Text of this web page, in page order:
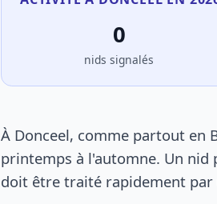
0
nids signalés
À Donceel, comme partout en
printemps à l'automne. Un nid
doit être traité rapidement par